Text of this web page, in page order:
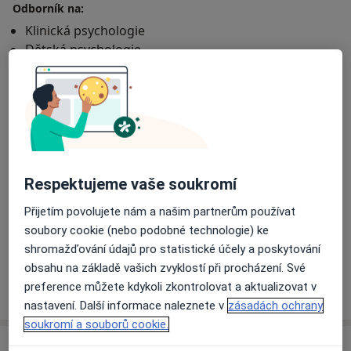
Pracuji jako psychoterapeut/psycholog v Psychiatrické
nemocnici Brno a rovněž jako soukromý
psychoterapeut.
Psychologii jsem vystudovala na Filozofické fakultě
Masarykovy univerzity.
Jsem absolventem pětiletého akreditovaného
psychoterapeutického výcviku: SOLUTIONS FOCUS -
KOMPLEXNÍ VÝCVIK V PSYCHOTERAPII ZAMĚŘENÉ NA
kurzu Psycholog ve zdravotnictví a množství kurzů k
jednotlivým psychodiagnostickým metodám.
Svoji kvalifikaci dále prohlubuji a připravuji se na
atestaci v oboru Klinické psychologie.
Odborník na:
Klinická psychologie
Dětská psychologie
Psychosomatika
Psychoterapie
Hlavní léčená onemocnění
Deprese Vztahová krize
Pacienti, které ošetřuji
Dospělí
Děti od 15 let (Pouze na některých adresách)
Více
o zkušenostech
Respektujeme vaše soukromí
Přijetím povolujete nám a našim partnerům používat
soubory cookie (nebo podobné technologie) ke
shromažďování údajů pro statistické účely a poskytování
obsahu na základě vašich zvyklostí při procházení. Své
preference můžete kdykoli zkontrolovat a aktualizovat v
nastavení. Další informace naleznete v zásadách ochrany
soukromí a souborů cookie.